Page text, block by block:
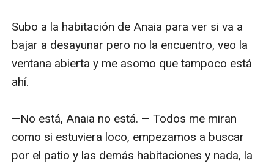
Subo a la habitación de Anaia para ver si va a
bajar a desayunar pero no la encuentro, veo la
ventana abierta y me asomo que tampoco está
ahí.
—No está, Anaia no está. — Todos me miran
como si estuviera loco, empezamos a buscar
por el patio y las demás habitaciones y nada, la